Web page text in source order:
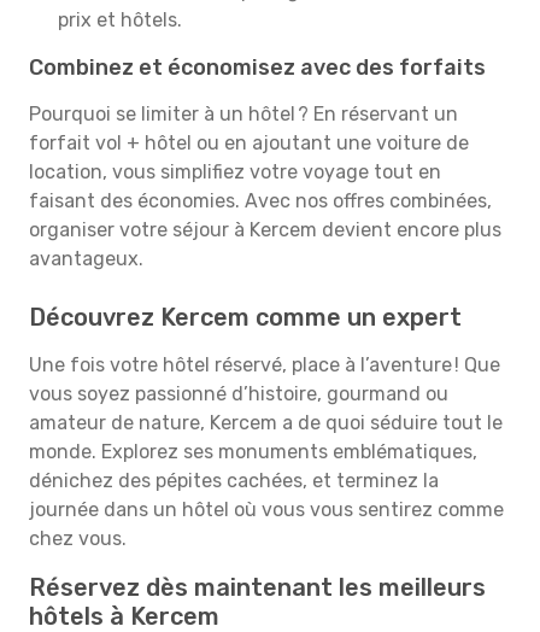
prix et hôtels.
Combinez et économisez avec des forfaits
Pourquoi se limiter à un hôtel ? En réservant un
forfait vol + hôtel ou en ajoutant une voiture de
location, vous simplifiez votre voyage tout en
faisant des économies. Avec nos offres combinées,
organiser votre séjour à Kercem devient encore plus
avantageux.
Découvrez Kercem comme un expert
Une fois votre hôtel réservé, place à l’aventure ! Que
vous soyez passionné d’histoire, gourmand ou
amateur de nature, Kercem a de quoi séduire tout le
monde. Explorez ses monuments emblématiques,
dénichez des pépites cachées, et terminez la
journée dans un hôtel où vous vous sentirez comme
chez vous.
Réservez dès maintenant les meilleurs
hôtels à Kercem